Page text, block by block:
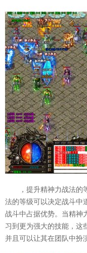
，提升精神力战法
法的等级可以决定战斗中
战斗中占据优势。当精神
习到更为强大的技能，这
并且可以让其在团队中扮